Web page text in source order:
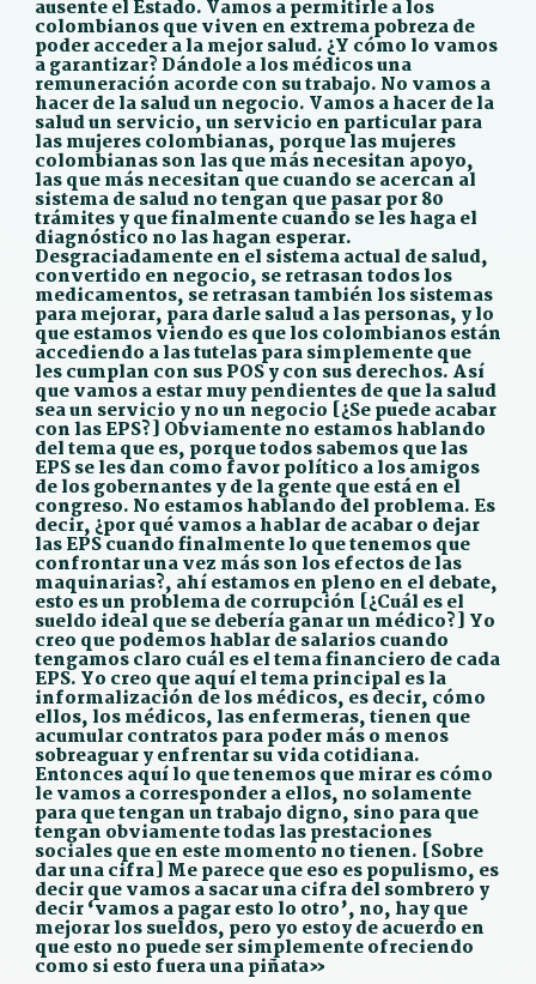
ausente el Estado. Vamos a permitirle a los
colombianos que viven en extrema pobreza de
poder acceder a la mejor salud. ¿Y cómo lo vamos
a garantizar? Dándole a los médicos una
remuneración acorde con su trabajo. No vamos a
hacer de la salud un negocio. Vamos a hacer de la
salud un servicio, un servicio en particular para
las mujeres colombianas, porque las mujeres
colombianas son las que más necesitan apoyo,
las que más necesitan que cuando se acercan al
sistema de salud no tengan que pasar por 80
trámites y que finalmente cuando se les haga el
diagnóstico no las hagan esperar.
Desgraciadamente en el sistema actual de salud,
convertido en negocio, se retrasan todos los
medicamentos, se retrasan también los sistemas
para mejorar, para darle salud a las personas, y lo
que estamos viendo es que los colombianos están
accediendo a las tutelas para simplemente que
les cumplan con sus POS y con sus derechos. Así
que vamos a estar muy pendientes de que la salud
sea un servicio y no un negocio [¿Se puede acabar
con las EPS?] Obviamente no estamos hablando
del tema que es, porque todos sabemos que las
EPS se les dan como favor político a los amigos
de los gobernantes y de la gente que está en el
congreso. No estamos hablando del problema. Es
decir, ¿por qué vamos a hablar de acabar o dejar
las EPS cuando finalmente lo que tenemos que
confrontar una vez más son los efectos de las
maquinarias?, ahí estamos en pleno en el debate,
esto es un problema de corrupción [¿Cuál es el
sueldo ideal que se debería ganar un médico?] Yo
creo que podemos hablar de salarios cuando
tengamos claro cuál es el tema financiero de cada
EPS. Yo creo que aquí el tema principal es la
informalización de los médicos, es decir, cómo
ellos, los médicos, las enfermeras, tienen que
acumular contratos para poder más o menos
sobreaguar y enfrentar su vida cotidiana.
Entonces aquí lo que tenemos que mirar es cómo
le vamos a corresponder a ellos, no solamente
para que tengan un trabajo digno, sino para que
tengan obviamente todas las prestaciones
sociales que en este momento no tienen. [Sobre
dar una cifra] Me parece que eso es populismo, es
decir que vamos a sacar una cifra del sombrero y
decir ‘vamos a pagar esto lo otro’, no, hay que
mejorar los sueldos, pero yo estoy de acuerdo en
que esto no puede ser simplemente ofreciendo
como si esto fuera una piñata»